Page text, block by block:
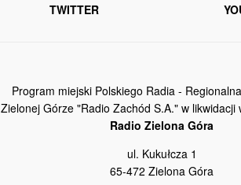
TWITTER
Program miejski Polskiego Radia -
Zielonej Górze "Radio Zachód S.A." w likwidacji
Radio Zielona Góra
ul. Kukułcza 1
65-472 Zielona Góra